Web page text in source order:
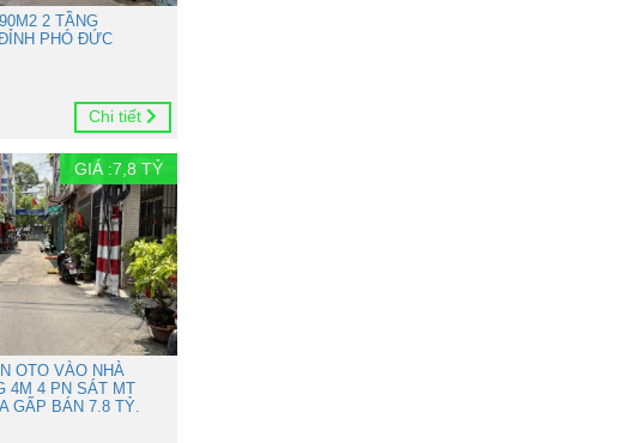
2 TẦNG
PHÓ ĐỨC
Chi tiết
GIÁ :7,8 TỶ
OTO VÀO NHÀ
4M 4 PN SÁT MT
GẤP BÁN 7.8 TỶ.